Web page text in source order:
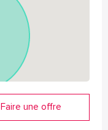
Faire une offre